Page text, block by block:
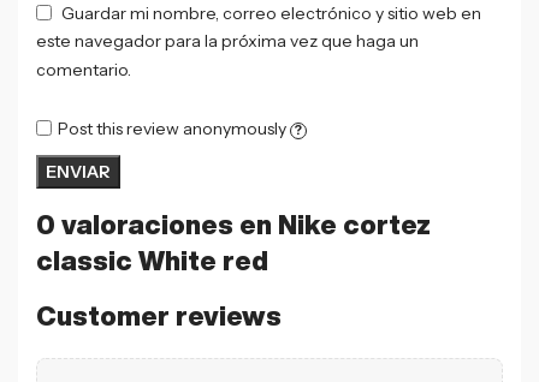
0 valoraciones en Nike cortez
classic White red
Customer reviews
Guardar mi nombre, correo electrónico y sitio web en
este navegador para la próxima vez que haga un
comentario.
Post this review anonymously ?